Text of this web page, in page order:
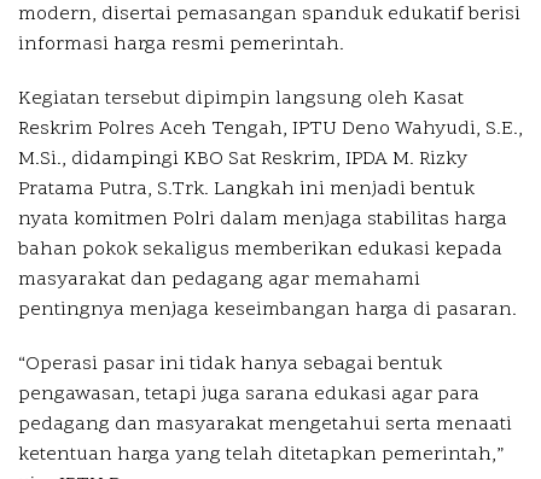
modern, disertai pemasangan spanduk edukatif berisi
informasi harga resmi pemerintah.
Kegiatan tersebut dipimpin langsung oleh Kasat
Reskrim Polres Aceh Tengah, IPTU Deno Wahyudi, S.E.,
M.Si., didampingi KBO Sat Reskrim, IPDA M. Rizky
Pratama Putra, S.Trk. Langkah ini menjadi bentuk
nyata komitmen Polri dalam menjaga stabilitas harga
bahan pokok sekaligus memberikan edukasi kepada
masyarakat dan pedagang agar memahami
pentingnya menjaga keseimbangan harga di pasaran.
“Operasi pasar ini tidak hanya sebagai bentuk
pengawasan, tetapi juga sarana edukasi agar para
pedagang dan masyarakat mengetahui serta menaati
ketentuan harga yang telah ditetapkan pemerintah,”